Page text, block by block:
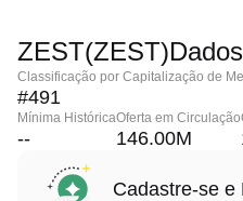
Classificação por Capitalização de
#491
Mínima Histórica
--
Oferta em Circulação
146.00M
Cadastre-se e